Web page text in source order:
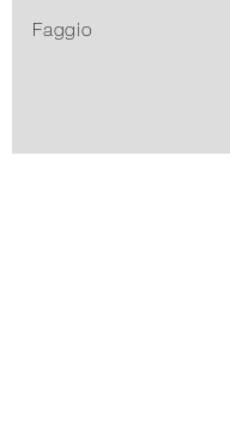
Faggio